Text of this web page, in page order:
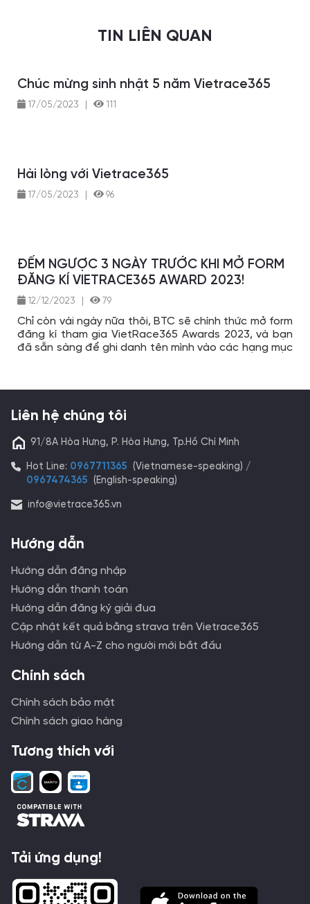
TIN LIÊN QUAN
Chúc mừng sinh nhật 5 năm Vietrace365
17/05/2023 111
Hài lòng với Vietrace365
17/05/2023 96
ĐẾM NGƯỢC 3 NGÀY TRƯỚC KHI MỞ FORM
ĐĂNG KÍ VIETRACE365 AWARD 2023!
12/12/2023 79
Chỉ còn vài ngày nữa thôi, BTC sẽ chính thức mở form
đăng kí tham gia VietRace365 Awards 2023, và bạn
đã sẵn sàng để ghi danh tên mình vào các hạng mục
Liên hệ chúng tôi
91/8A Hòa Hưng, P. Hòa Hưng, Tp.Hồ Chí Minh
Hot Line: 0967711365 (Vietnamese-speaking) /
0967474365 (English-speaking)
info@vietrace365.vn
Hướng dẫn
Hướng dẫn đăng nhập
Hướng dẫn thanh toán
Hướng dẫn đăng ký giải đua
Cập nhật kết quả bằng strava trên Vietrace365
Hướng dẫn từ A-Z cho người mới bắt đầu
Chính sách
Chính sách bảo mật
Chính sách giao hàng
Tương thích với
Tải ứng dụng!